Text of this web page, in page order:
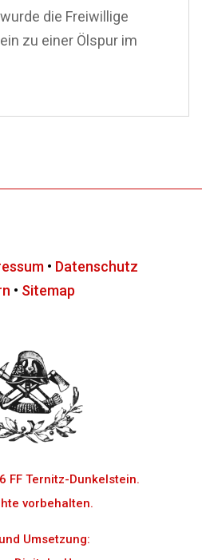
die Freiwillige
zu einer Ölspur im
• Datenschutz
• Sitemap
FF Ternitz-Dunkelstein.
vorbehalten.
Umsetzung: